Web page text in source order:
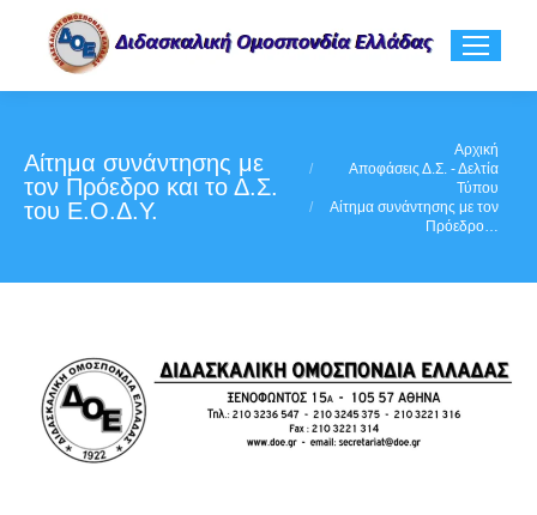
Αίτημα συνάντησης με
τον Πρόεδρο και το Δ.Σ.
του Ε.Ο.Δ.Υ.
Αρχική
Αποφάσεις Δ.Σ. - Δελτία
Τύπου
Αίτημα συνάντησης με τον
Πρόεδρο…